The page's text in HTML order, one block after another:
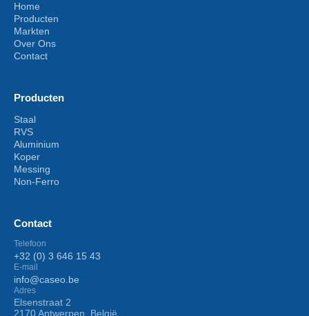
Home
Producten
Markten
Over Ons
Contact
Producten
Staal
RVS
Aluminium
Koper
Messing
Non-Ferro
Contact
Telefoon
+32 (0) 3 646 15 43
E-mail
info@caseo.be
Adres
Elsenstraat 2
2170 Antwerpen, België